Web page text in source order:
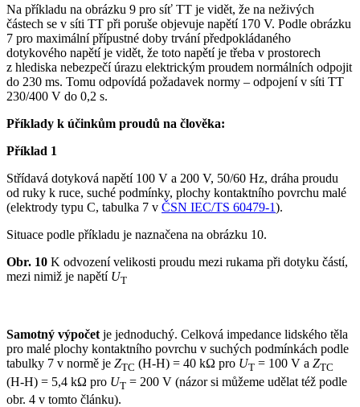
Na příkladu na obrázku 9 pro síť TT je vidět, že na neživých
částech se v síti TT při poruše objevuje napětí 170 V. Podle obrázku
7 pro maximální přípustné doby trvání předpokládaného
dotykového napětí je vidět, že toto napětí je třeba v prostorech
z hlediska nebezpečí úrazu elektrickým proudem normálních odpojit
do 230 ms. Tomu odpovídá požadavek normy – odpojení v síti TT
230/400 V do 0,2 s.
Příklady k účinkům proudů na člověka:
Příklad 1
Střídavá dotyková napětí 100 V a 200 V, 50/60 Hz, dráha proudu
od ruky k ruce, suché podmínky, plochy kontaktního povrchu malé
(elektrody typu C, tabulka 7 v ČSN IEC/TS 60479-1).
Situace podle příkladu je naznačena na obrázku 10.
Obr. 10 K odvození velikosti proudu mezi rukama při dotyku částí,
mezi nimiž je napětíUT
Samotný výpočetje jednoduchý. Celková impedance lidského těla
pro malé plochy kontaktního povrchu v suchých podmínkách podle
tabulky 7 v normě je ZTC (H-H) = 40 kΩ pro UT = 100 V a ZTC
(H-H) = 5,4 kΩ pro UT = 200 V (názor si můžeme udělat též podle
obr. 4 v tomto článku).